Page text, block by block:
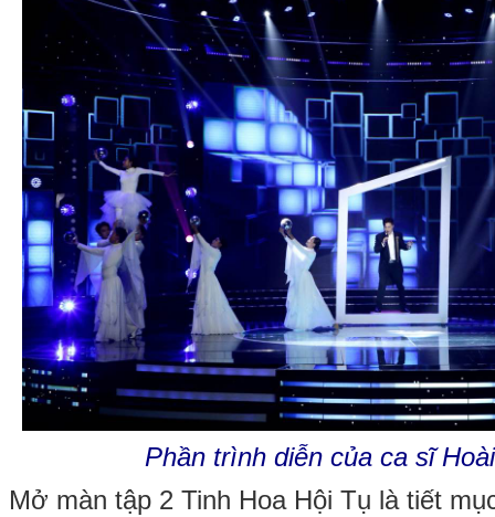
Phần trình diễn của ca sĩ
Mở màn tập 2 Tinh Hoa Hội Tụ là tiết